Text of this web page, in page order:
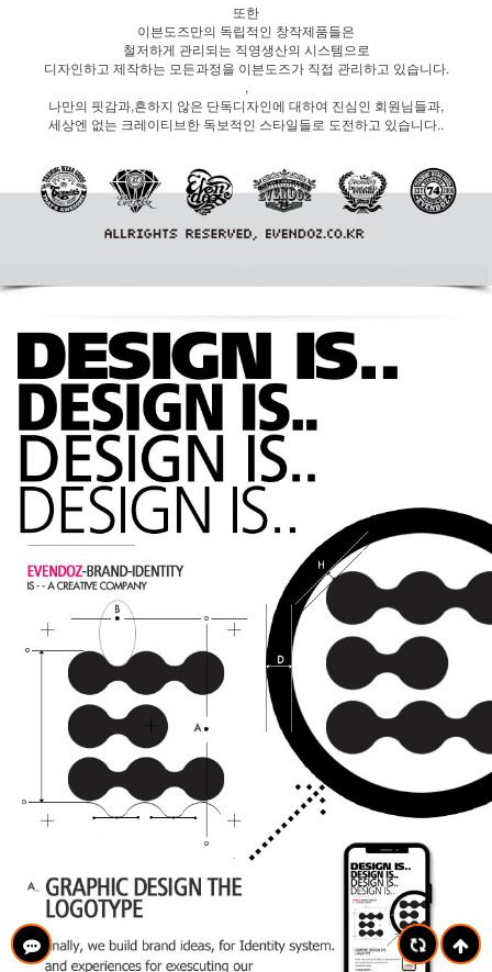
또한
이븐도즈만의 독립적인 창작제품들은
철저하게 관리되는 직영생산의 시스템으로
디자인하고 제작하는 모든과정을 이븐도즈가 직접 관리하고 있습니다.
,
나만의 핏감과,흔하지 않은 단독디자인에 대하여 진심인 회원님들과,
세상엔 없는 크레이티브한 독보적인 스타일들로 도전하고 있습니다..